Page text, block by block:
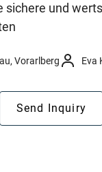
sichere und
Vorarlberg Eva
Send Inquiry